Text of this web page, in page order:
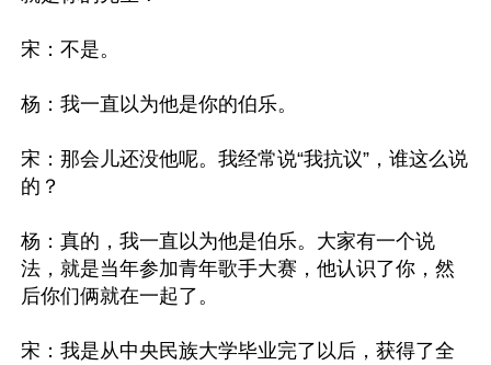
宋：不是。
杨：我一直以为他是你的伯乐。
宋：那会儿还没他呢。我经常说“我抗议”，谁这么说
的？
杨：真的，我一直以为他是伯乐。大家有一个说
法，就是当年参加青年歌手大赛，他认识了你，然
后你们俩就在一起了。
宋：我是从中央民族大学毕业完了以后，获得了全